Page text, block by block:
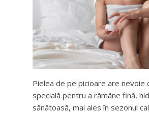
Pielea de pe picioare are nevoie
specială pentru a rămâne fină,
sănătoasă, mai ales în sezonul